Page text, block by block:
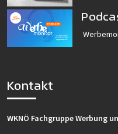
Kontakt
WKNÖ Fachgruppe Werbung